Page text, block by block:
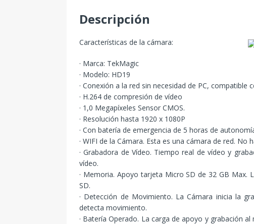
Descripción
Características de la cámara:
· Marca: TekMagic
· Modelo: HD19
· Conexión a la red sin necesidad de PC, compatible
· H.264 de compresión de vídeo
· 1,0 Megapíxeles Sensor CMOS.
· Resolución hasta 1920 x 1080P
· Con batería de emergencia de 5 horas de
· WIFI de la Cámara. Esta es una cámara de red.
· Grabadora de Vídeo. Tiempo real de vídeo y
vídeo.
· Memoria. Apoyo tarjeta Micro SD de 32 GB
SD.
· Detección de Movimiento. La Cámara inicia la
detecta movimiento.
· Batería Operado. La carga de apoyo y grabación